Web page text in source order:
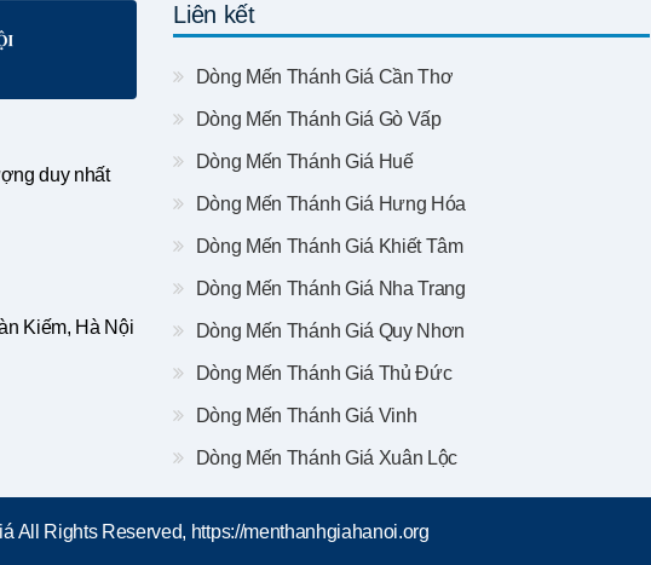
duy nhất
Kiếm, Hà Nội
Liên kết
Dòng Mến Thánh Giá Cần Thơ
Dòng Mến Thánh Giá Gò Vấp
Dòng Mến Thánh Giá Huế
Dòng Mến Thánh Giá Hưng Hóa
Dòng Mến Thánh Giá Khiết Tâm
Dòng Mến Thánh Giá Nha Trang
Dòng Mến Thánh Giá Quy Nhơn
Dòng Mến Thánh Giá Thủ Đức
Dòng Mến Thánh Giá Vinh
Dòng Mến Thánh Giá Xuân Lộc
All Rights Reserved, https://menthanhgiahanoi.org